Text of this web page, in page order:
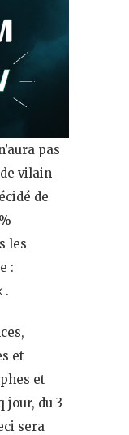
pas
vilain
de
les
:
.
et
et
jour, du 3
sera